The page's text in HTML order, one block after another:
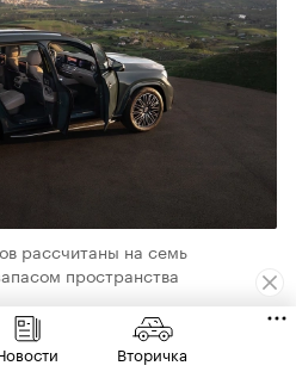
рассчитаны на семь
пространства
— с индивидуальными
Вторичка